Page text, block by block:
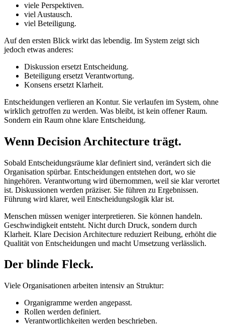
viele Perspektiven.
viel Austausch.
viel Beteiligung.
Auf den ersten Blick wirkt das lebendig. Im System zeigt sich
jedoch etwas anderes:
Diskussion ersetzt Entscheidung.
Beteiligung ersetzt Verantwortung.
Konsens ersetzt Klarheit.
Entscheidungen verlieren an Kontur. Sie verlaufen im System, ohne
wirklich getroffen zu werden. Was bleibt, ist kein offener Raum.
Sondern ein Raum ohne klare Entscheidung.
Wenn Decision Architecture trägt.
Sobald Entscheidungsräume klar definiert sind, verändert sich die
Organisation spürbar. Entscheidungen entstehen dort, wo sie
hingehören. Verantwortung wird übernommen, weil sie klar verortet
ist. Diskussionen werden präziser. Sie führen zu Ergebnissen.
Führung wird klarer, weil Entscheidungslogik klar ist.
Menschen müssen weniger interpretieren. Sie können handeln.
Geschwindigkeit entsteht. Nicht durch Druck, sondern durch
Klarheit. Klare Decision Architecture reduziert Reibung, erhöht die
Qualität von Entscheidungen und macht Umsetzung verlässlich.
Der blinde Fleck.
Viele Organisationen arbeiten intensiv an Struktur:
Organigramme werden angepasst.
Rollen werden definiert.
Verantwortlichkeiten werden beschrieben.